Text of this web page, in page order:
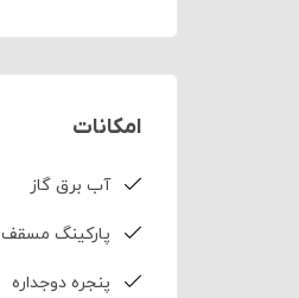
امکانات
آب برق گاز
پارکینگ مسقف
پنجره دوجداره